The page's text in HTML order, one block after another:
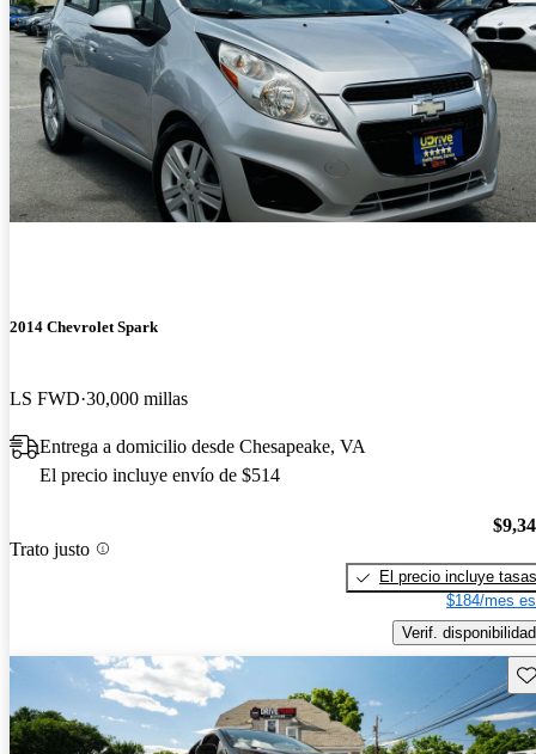
2014 Chevrolet Spark
LS FWD 30,000 millas
Entrega a domicilio desde Chesapeake, VA
El precio incluye envío de $514
Trato justo
El precio incluye tasas
$184/mes
Verif. disponibilidad